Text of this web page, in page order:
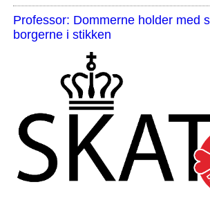
Professor: Dommerne holder med
borgerne i stikken